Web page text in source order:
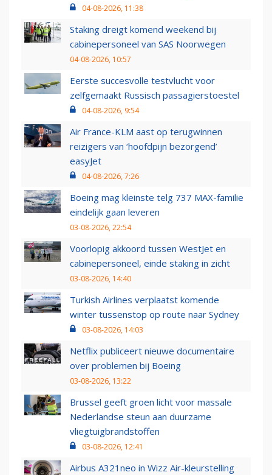
04-08-2026, 11:38
Staking dreigt komend weekend bij
cabinepersoneel van SAS Noorwegen
04-08-2026, 10:57
Eerste succesvolle testvlucht voor
zelfgemaakt Russisch passagierstoestel
04-08-2026, 9:54
Air France-KLM aast op terugwinnen
reizigers van ‘hoofdpijn bezorgend’
easyJet
04-08-2026, 7:26
Boeing mag kleinste telg 737 MAX-familie
eindelijk gaan leveren
03-08-2026, 22:54
Voorlopig akkoord tussen WestJet en
cabinepersoneel, einde staking in zicht
03-08-2026, 14:40
Turkish Airlines verplaatst komende
winter tussenstop op route naar Sydney
03-08-2026, 14:03
Netflix publiceert nieuwe documentaire
over problemen bij Boeing
03-08-2026, 13:22
Brussel geeft groen licht voor massale
Nederlandse steun aan duurzame
vliegtuigbrandstoffen
03-08-2026, 12:41
Airbus A321neo in Wizz Air-kleurstelling